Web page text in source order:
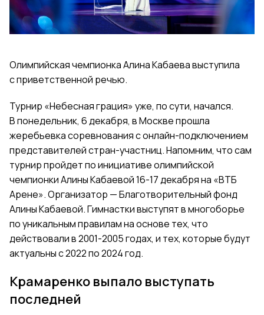
Олимпийская чемпионка Алина Кабаева выступила
с приветственной речью.
Турнир «Небесная грация» уже, по сути, начался.
В понедельник, 6 декабря, в Москве прошла
жеребьевка соревнования с онлайн-подключением
представителей стран-участниц. Напомним, что сам
турнир пройдет по инициативе олимпийской
чемпионки Алины Кабаевой 16-17 декабря на «ВТБ
Арене». Организатор — Благотворительный фонд
Алины Кабаевой. Гимнастки выступят в многоборье
по уникальным правилам на основе тех, что
действовали в 2001-2005 годах, и тех, которые будут
актуальны с 2022 по 2024 год.
Крамаренко выпало выступать
последней